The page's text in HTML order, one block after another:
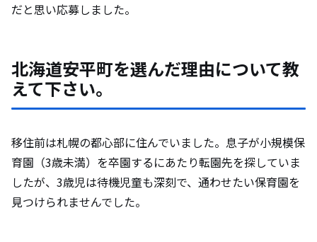
だと思い応募しました。
北海道安平町を選んだ理由について教
えて下さい。
移住前は札幌の都心部に住んでいました。息子が小規模保
育園（3歳未満）を卒園するにあたり転園先を探していま
したが、3歳児は待機児童も深刻で、通わせたい保育園を
見つけられませんでした。